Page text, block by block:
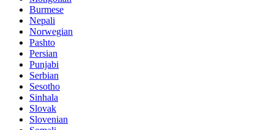
Burmese
Nepali
Norwegian
Pashto
Persian
Punjabi
Serbian
Sesotho
Sinhala
Slovak
Slovenian